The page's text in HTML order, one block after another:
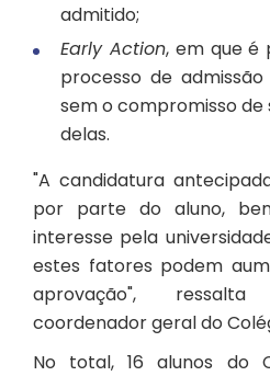
admitido;
Early Action, em que é
processo de
sem o compromisso
delas.
"A candidatura
por parte do aluno,
interesse pela
estes fatores podem
aprovação",
coordenador geral do
No total, 16 alunos do